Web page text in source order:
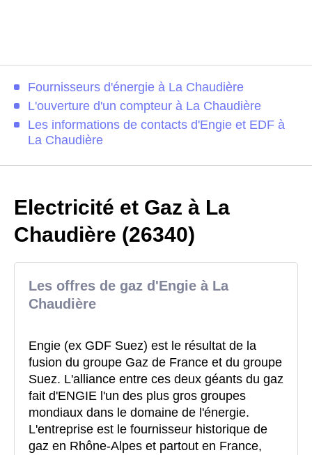
Fournisseurs d'énergie à La Chaudière
L'ouverture d'un compteur à La Chaudière
Les informations de contacts d'Engie et EDF à
La Chaudière
Electricité et Gaz à La
Chaudière (26340)
Les offres de gaz d'Engie à La
Chaudière
Engie (ex GDF Suez) est le résultat de la
fusion du groupe Gaz de France et du groupe
Suez. L'alliance entre ces deux géants du gaz
fait d'ENGIE l'un des plus gros groupes
mondiaux dans le domaine de l'énergie.
L'entreprise est le fournisseur historique de
gaz en Rhône-Alpes et partout en France,